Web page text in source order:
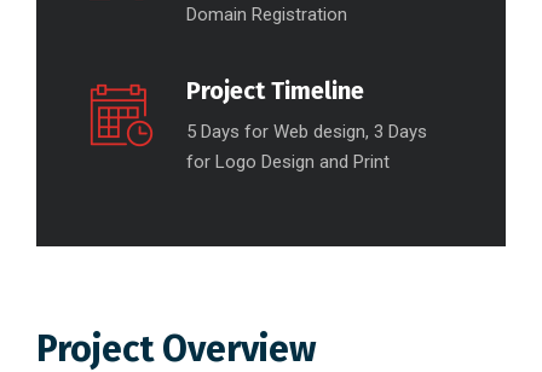
Domain Registration
Project Timeline
5 Days for Web design, 3 Days
for Logo Design and Print
Project Overview